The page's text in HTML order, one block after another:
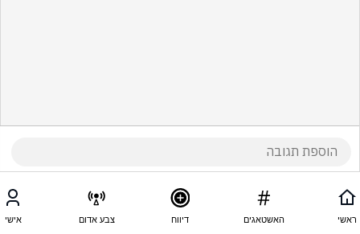
ראשי האשטאגים דיווח צבע אדום אישי